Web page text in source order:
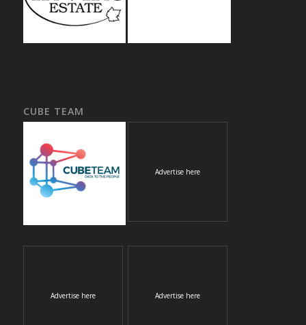
CUBE TEAM
Advertise here
Advertise here Advertise here